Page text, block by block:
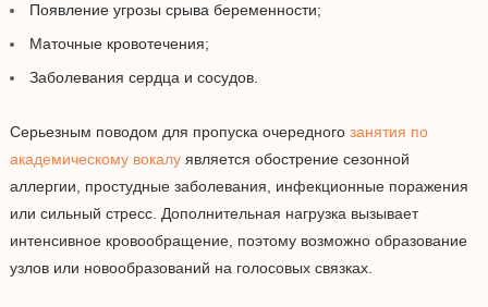
Появление угрозы срыва беременности;
Маточные кровотечения;
Заболевания сердца и сосудов.
Серьезным поводом для пропуска очередного занятия по
академическому вокалу является обострение сезонной
аллергии, простудные заболевания, инфекционные поражения
или сильный стресс. Дополнительная нагрузка вызывает
интенсивное кровообращение, поэтому возможно образование
узлов или новообразований на голосовых связках.